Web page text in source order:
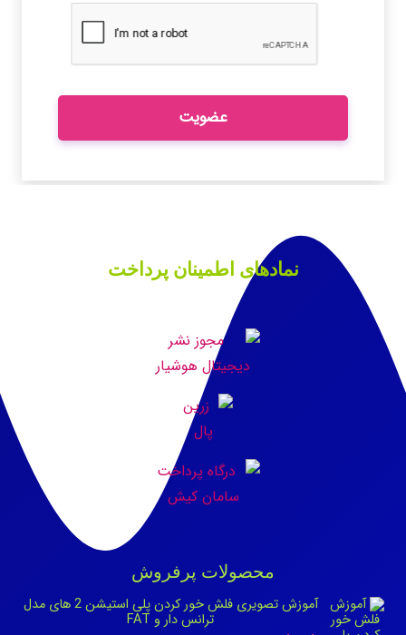
عضویت
نمادهای اطمینان پرداخت
محصولات پرفروش
آموزش تصویری فلش خور کردن پلی استیشن 2 های مدل
ترانس دار و FAT